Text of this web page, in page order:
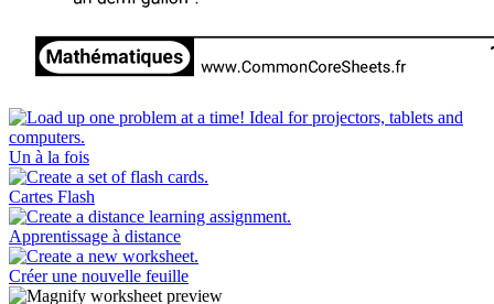
Un à la fois
Cartes Flash
Apprentissage à distance
Créer une nouvelle feuille